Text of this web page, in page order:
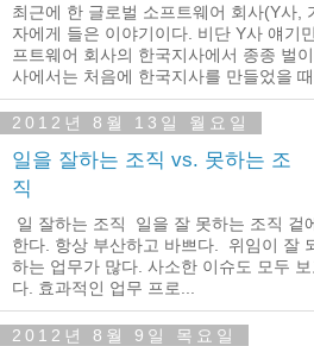
최근에 한 글로벌 소프트웨어 회사(Y사,
자에게 들은 이야기이다. 비단 Y사 얘기
프트웨어 회사의 한국지사에서 종종 벌
사에서는 처음에 한국지사를 만들었을 때
2012년 8월 13일 월요일
일을 잘하는 조직 vs. 못하는 조
직
일 잘하는 조직 일을 잘 못하는 조직 겉
한다. 항상 부산하고 바쁘다. 위임이 잘
하는 업무가 많다. 사소한 이슈도 모두
다. 효과적인 업무 프로...
2012년 8월 9일 목요일